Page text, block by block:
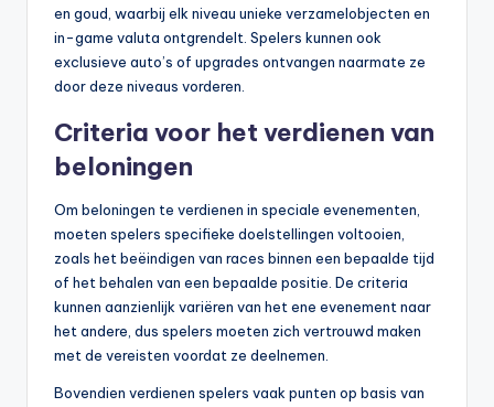
en goud, waarbij elk niveau unieke verzamelobjecten en
in-game valuta ontgrendelt. Spelers kunnen ook
exclusieve auto’s of upgrades ontvangen naarmate ze
door deze niveaus vorderen.
Criteria voor het verdienen van
beloningen
Om beloningen te verdienen in speciale evenementen,
moeten spelers specifieke doelstellingen voltooien,
zoals het beëindigen van races binnen een bepaalde tijd
of het behalen van een bepaalde positie. De criteria
kunnen aanzienlijk variëren van het ene evenement naar
het andere, dus spelers moeten zich vertrouwd maken
met de vereisten voordat ze deelnemen.
Bovendien verdienen spelers vaak punten op basis van